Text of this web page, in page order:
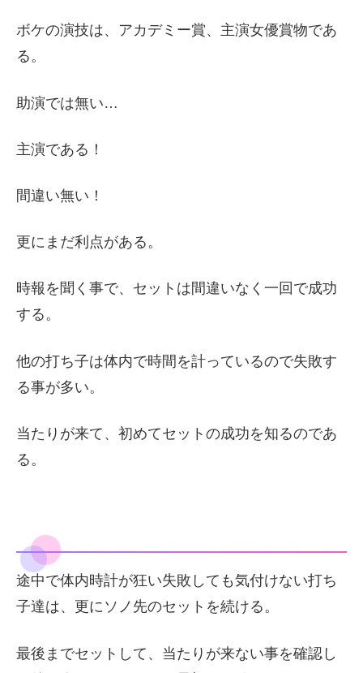
ボケの演技は、アカデミー賞、主演女優賞物であ
る。
助演では無い…
主演である！
間違い無い！
更にまだ利点がある。
時報を聞く事で、セットは間違いなく一回で成功
する。
他の打ち子は体内で時間を計っているので失敗す
る事が多い。
当たりが来て、初めてセットの成功を知るのであ
る。
途中で体内時計が狂い失敗しても気付けない打ち
子達は、更にソノ先のセットを続ける。
最後までセットして、当たりが来ない事を確認し